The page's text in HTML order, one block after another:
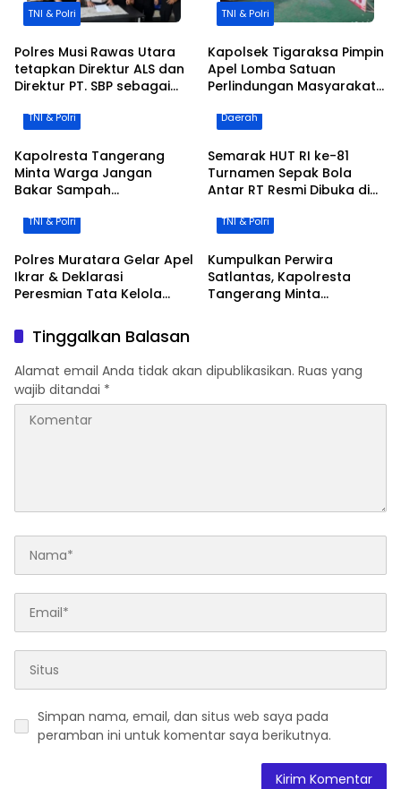
TNI & Polri
Polres Musi Rawas Utara
tetapkan Direktur ALS dan
Direktur PT. SBP sebagai
TNI & Polri
Kapolsek Tigaraksa Pimpin
Apel Lomba Satuan
Perlindungan Masyarakat
TNI & Polri
Kapolresta Tangerang
Minta Warga Jangan
Bakar Sampah
Tingkatkan Resiko
Daerah
Semarak HUT RI ke-81
Turnamen Sepak Bola
Antar RT Resmi Dibuka di
Tigaraksa di Ikuti 20 RT
TNI & Polri
Polres Muratara Gelar Apel
Ikrar & Deklarasi
Peresmian Tata Kelola
Sesuai Permen ESDM
No.14/2025
TNI & Polri
Kumpulkan Perwira
Satlantas, Kapolresta
Tangerang Minta
Tinggalkan Balasan
Alamat email Anda tidak akan dipublikasikan. Ruas yang
wajib ditandai *
Simpan nama, email, dan situs web saya pada
peramban ini untuk komentar saya berikutnya.